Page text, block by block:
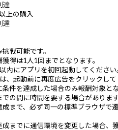
達
上の購入
達
戦可能です。
得は1人1回までとなります。
内にアプリを初回起動してください
起動前に再度広告をクリックして
件を達成した場合のみ報酬対象とな
の間に時間を要する場合があります
成まで、必ず同一の標準ブラウザ
成までに通信環境を変更した場合、